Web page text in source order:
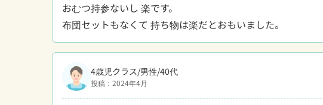
おむつ持参ないし 楽です。
布団セットもなくて 持ち物は楽だとおもいました。
4歳児クラス/男性/40代
投稿：2024年4月